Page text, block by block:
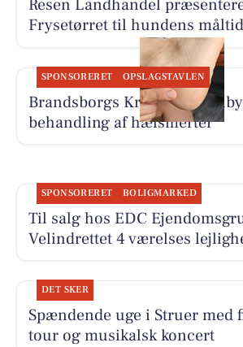
Resen Landhandel
Frysetørret til hundens
SPONSORERET OPSLAGSTAVLEN
Brandsborgs Kropsterapi
behandling af hælsmerter
SPONSORERET BOLIGMARKED
Til salg hos EDC
Velindrettet 4 værelses
DET SKER
Spændende uge i Struer med
tour og musikalsk koncert